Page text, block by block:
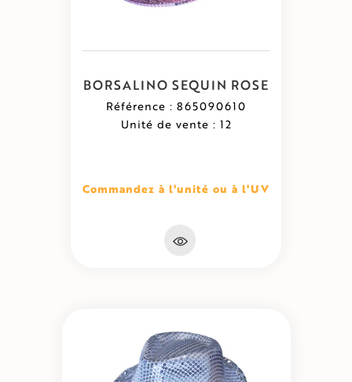
BORSALINO SEQUIN ROSE
Référence : 865090610
Unité de vente : 12
Commandez à l'unité ou à l'UV